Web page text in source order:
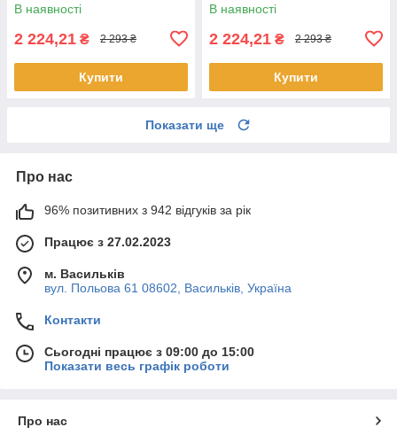
В наявності
2 224,21 ₴ 2 293 ₴
Купити
В наявності
2 224,21 ₴ 2 293 ₴
Купити
Показати ще
Про нас
96% позитивних з 942 відгуків за рік
Працює з 27.02.2023
м. Васильків
вул. Польова 61 08602, Васильків, Україна
Контакти
Сьогодні працює з 09:00 до 15:00
Показати весь графік роботи
Про нас